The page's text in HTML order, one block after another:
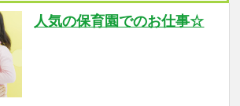
人気の保育園でのお仕事☆